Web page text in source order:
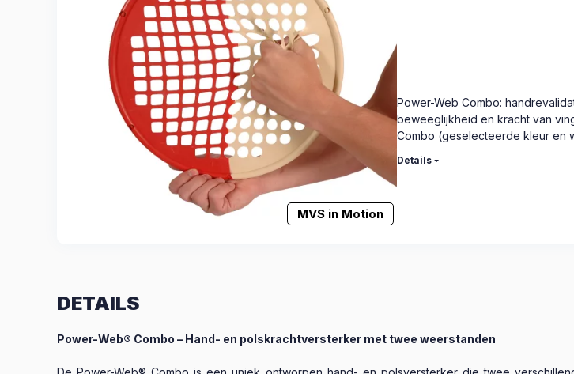
MVS in Motion
Power-Web Combo:
beweeglijkheid en kracht van
Combo (geselecteerde kleur en
Details
DETAILS
Power-Web® Combo – Hand- en polskrachtversterker met twee weerstanden